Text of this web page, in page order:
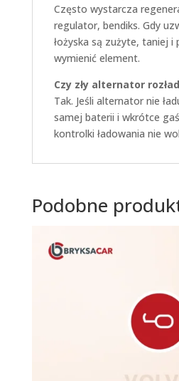
Często wystarcza
regulator, bendiks. Gdy
łożyska są zużyte, taniej i
wymienić element.
Czy zły alternator
Tak. Jeśli alternator nie
samej baterii i wkrótce
kontrolki ładowania nie
Podobne